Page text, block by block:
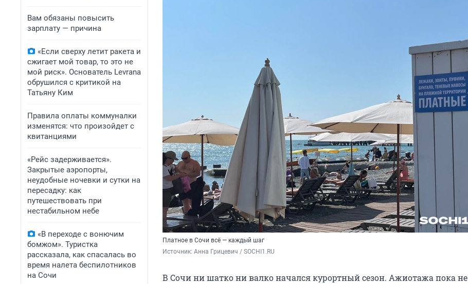
Вам обязаны повысить
зарплату — причина
«Если сверху летит ракета и
сжигает мой товар, то это не
мой риск». Основатель Levrana
обрушился с критикой на
Татьяну Ким
Правила оплаты коммуналки
изменятся: что произойдет с
квитанциями
«Рейс задерживается».
Закрытые аэропорты,
неудобные ночевки и сутки на
пересадку: как
путешествовать при
нестабильном небе
«В переходе с вонючим
бомжом». Туристка
рассказала, как спасалась во
время налета беспилотников
на Сочи
Платное в Сочи всё — каждый шаг
Источник: Анна Грицевич / SOCHI1.RU
В Сочи ни шатко ни валко начался курортный сезон. Ажиотажа пока не